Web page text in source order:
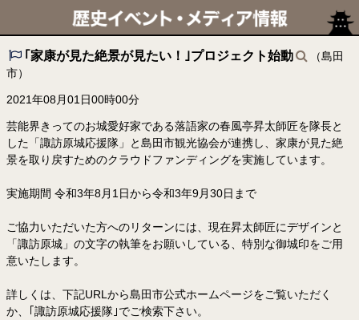
｢家康が見た絶景が見たい！｣プロジェクト始動
（島田
市）
2021年08月01日00時00分
芸能界きってのお城愛好家である落語家の春風亭昇太師匠を隊長と
した「諏訪原城応援隊」と島田市観光協会が連携し、家康が見た絶
景を取り戻すためのクラウドファンディングを実施しています。
実施期間 令和3年8月1日から令和3年9月30日まで
ご協力いただいた方へのリターンには、現在昇太師匠にデザインと
「諏訪原城」の文字の執筆をお願いしている、特別な御城印をご用
意いたします。
詳しくは、下記URLから島田市公式ホームページをご覧いただく
か、｢諏訪原城応援隊｣でご検索下さい。